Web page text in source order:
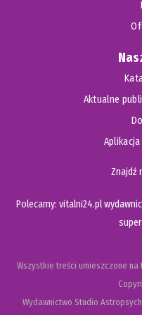
energetyczne skróty do
błyskawiczną zmianę
powiązany z konkretną
wybaczeniem, a
barwy w odpowiednich
precyzyjnie
konkretne efekty życiowe.
Dlaczego
skutecznej
Marie Diamond twierdzi,
rękami przyszłości, jeśli
negatywne emocje
takiego listu w
blokady energetyczne i
Aktualne
Znajdź
Polecamy: vitalni24.pl
Wszystkie treści umieszczone
Wydawnictwo Studio